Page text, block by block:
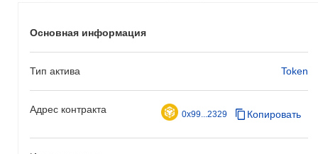
Основная информация
Тип актива Token
Адрес контракта 0x99...2329 Копировать